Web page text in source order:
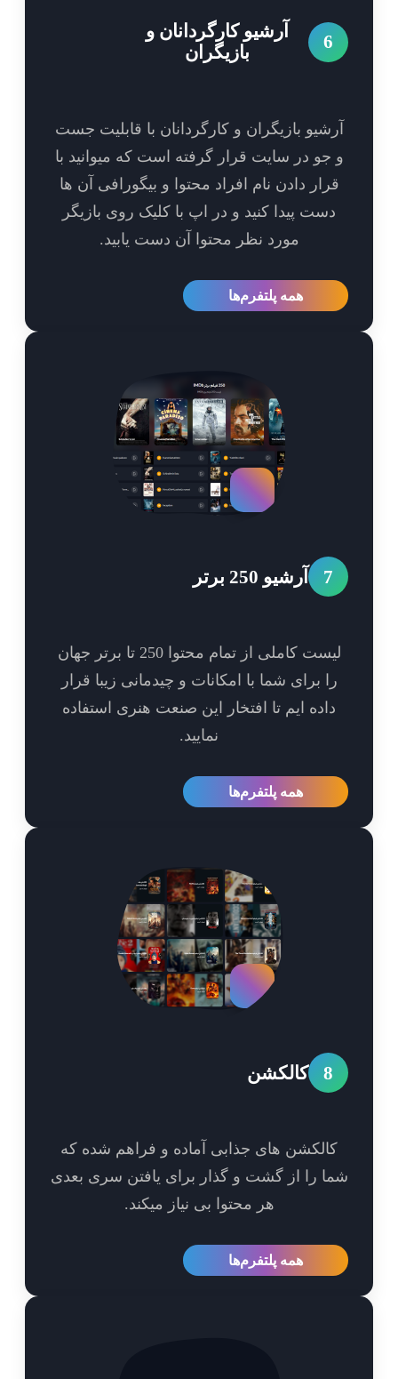
آرشیو کارگردانان و
بازیگران
بازیگران و کارگردانان با قابلیت جست
در سایت قرار گرفته است که میوانید با
دادن نام افراد محتوا و بیگورافی آن ها
پیدا کنید و در اپ با کلیک روی بازیگر
مورد نظر محتوا آن دست یابید.
همه پلتفرم‌ها
آرشیو 250 برتر
لیست کاملی از تمام محتوا 250 تا برتر جهان
برای شما با امکانات و چیدمانی زیبا قرار
ایم تا افتخار این صنعت هنری استفاده
همه پلتفرم‌ها
کالکشن
های جذابی آماده و فراهم شده که
را از گشت و گذار برای یافتن سری بعدی
هر محتوا بی نیاز میکند.
همه پلتفرم‌ها